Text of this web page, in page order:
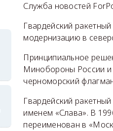
Служба новостей
Гвардейский
модернизацию в
Принципиальное
Минобороны России и
черноморский
Гвардейский
именем «Слава». В
переименован в